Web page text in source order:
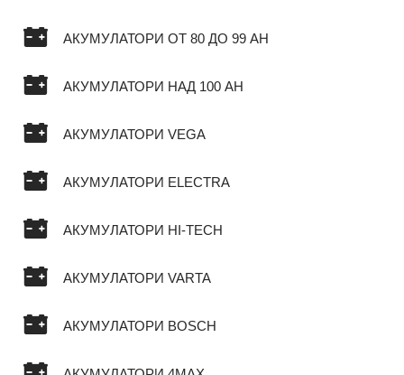
АКУМУЛАТОРИ ОТ 80 ДО 99 AH
АКУМУЛАТОРИ НАД 100 AH
АКУМУЛАТОРИ VEGA
АКУМУЛАТОРИ ELECTRA
АКУМУЛАТОРИ HI-TECH
АКУМУЛАТОРИ VARTA
АКУМУЛАТОРИ BOSCH